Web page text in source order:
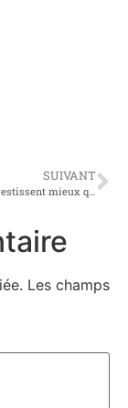
SUIVANT
Nos enfants investissent mieux que nous ! Le lego plus rentable que le vin
Les champs